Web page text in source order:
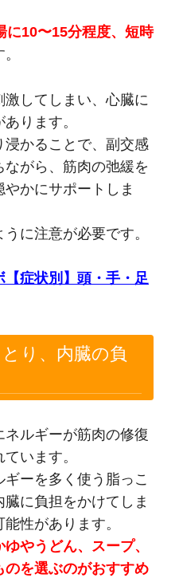
に10〜15分程度、短時
してしまい、心臓に
ります。
かることで、副交感
がら、筋肉の弛緩を
かにサポートしま
に注意が必要です。
症状別】頭・手・足
り、内臓の負
ルギーが筋肉の修復
います。
ーを多く使う脂っこ
に負担をかけてしま
性があります。
ゆやうどん、スープ、
を選ぶのがおすすめ